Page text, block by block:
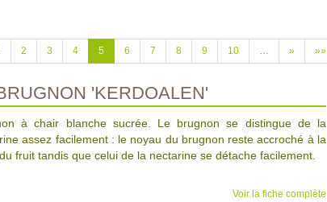
2 3 4 5 6 7 8 9 10 … » »»
'KERDOALEN'
à chair blanche sucrée. Le brugnon se distingue de la
assez facilement : le noyau du brugnon reste accroché à la
fruit tandis que celui de la nectarine se détache facilement.
Voir la fiche complète